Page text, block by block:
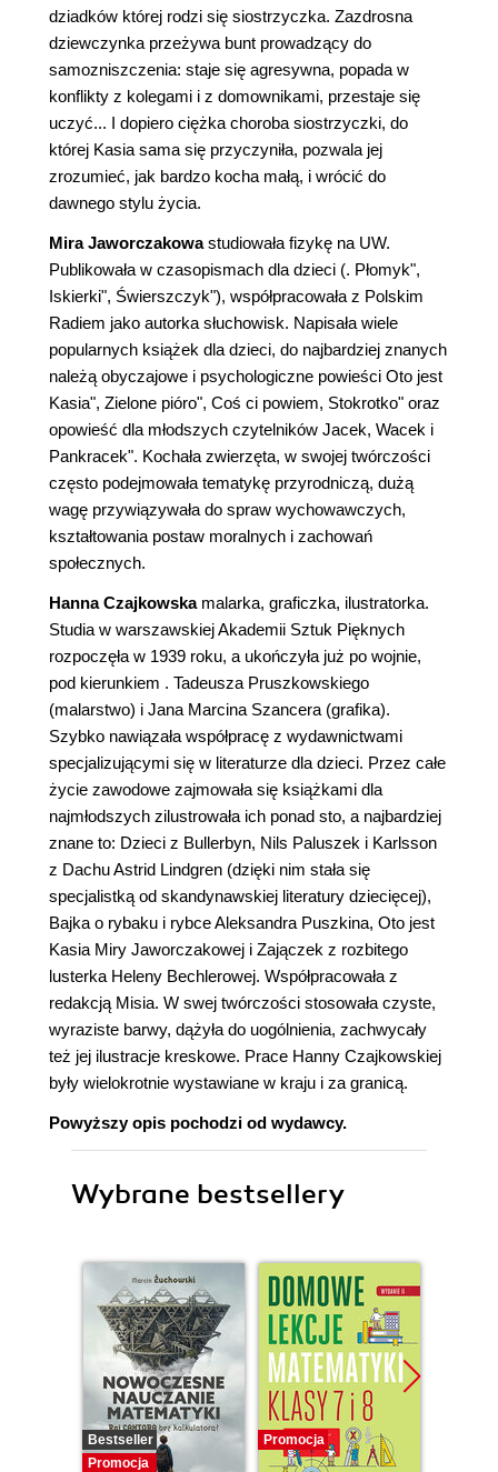
dziadków której rodzi się siostrzyczka. Zazdrosna
dziewczynka przeżywa bunt prowadzący do
samozniszczenia: staje się agresywna, popada w
konflikty z kolegami i z domownikami, przestaje się
uczyć... I dopiero ciężka choroba siostrzyczki, do
której Kasia sama się przyczyniła, pozwala jej
zrozumieć, jak bardzo kocha małą, i wrócić do
dawnego stylu życia.
Mira Jaworczakowastudiowała fizykę na UW.
Publikowała w czasopismach dla dzieci (. Płomyk",
Iskierki", Świerszczyk"), współpracowała z Polskim
Radiem jako autorka słuchowisk. Napisała wiele
popularnych książek dla dzieci, do najbardziej znanych
należą obyczajowe i psychologiczne powieści Oto jest
Kasia", Zielone pióro", Coś ci powiem, Stokrotko" oraz
opowieść dla młodszych czytelników Jacek, Wacek i
Pankracek". Kochała zwierzęta, w swojej twórczości
często podejmowała tematykę przyrodniczą, dużą
wagę przywiązywała do spraw wychowawczych,
kształtowania postaw moralnych i zachowań
społecznych.
Hanna Czajkowskamalarka, graficzka, ilustratorka.
Studia w warszawskiej Akademii Sztuk Pięknych
rozpoczęła w 1939 roku, a ukończyła już po wojnie,
pod kierunkiem . Tadeusza Pruszkowskiego
(malarstwo) i Jana Marcina Szancera (grafika).
Szybko nawiązała współpracę z wydawnictwami
specjalizującymi się w literaturze dla dzieci. Przez całe
życie zawodowe zajmowała się książkami dla
najmłodszych zilustrowała ich ponad sto, a najbardziej
znane to: Dzieci z Bullerbyn, Nils Paluszek i Karlsson
z Dachu Astrid Lindgren (dzięki nim stała się
specjalistką od skandynawskiej literatury dziecięcej),
Bajka o rybaku i rybce Aleksandra Puszkina, Oto jest
Kasia Miry Jaworczakowej i Zajączek z rozbitego
lusterka Heleny Bechlerowej. Współpracowała z
redakcją Misia. W swej twórczości stosowała czyste,
wyraziste barwy, dążyła do uogólnienia, zachwycały
też jej ilustracje kreskowe. Prace Hanny Czajkowskiej
były wielokrotnie wystawiane w kraju i za granicą.
Powyższy opis pochodzi od wydawcy.
Wybrane bestsellery
Bestseller
Promocja
Promocja